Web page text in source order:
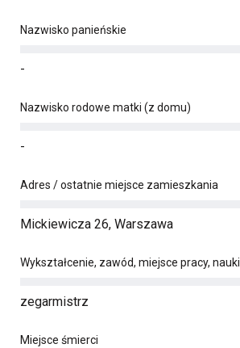
Nazwisko panieńskie
-
Nazwisko rodowe matki (z domu)
-
Adres / ostatnie miejsce zamieszkania
Mickiewicza 26, Warszawa
Wykształcenie, zawód, miejsce pracy, nauki
zegarmistrz
Miejsce śmierci